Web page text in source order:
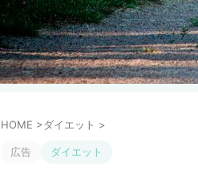
HOME >ダイエット >
広告 ダイエット